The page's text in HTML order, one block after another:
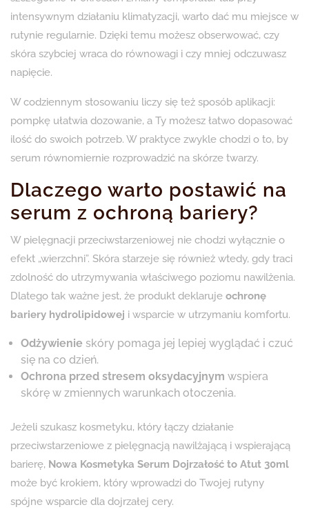
intensywnym działaniu klimatyzacji, warto dać mu miejsce w
rutynie regularnie. Dzięki temu możesz obserwować, czy
skóra szybciej wraca do równowagi i czy mniej odczuwasz
napięcie.
W codziennym stosowaniu liczy się też sposób aplikacji:
pompkę ułatwia dozowanie, a Ty możesz łatwo dopasować
ilość do swoich potrzeb. W praktyce zwykle chodzi o to, by
serum równomiernie rozprowadzić na skórze twarzy.
Dlaczego warto postawić na
serum z ochroną bariery?
W pielęgnacji przeciwstarzeniowej nie chodzi wyłącznie o
efekt „wierzchni”. Skóra starzeje się również wtedy, gdy traci
zdolność do utrzymywania właściwego poziomu nawilżenia.
Dlatego tak ważne jest, że produkt deklaruje ochronę
bariery hydrolipidowej i wsparcie w utrzymaniu komfortu.
Odżywienie skóry pomaga jej lepiej wyglądać i czuć
się na co dzień.
Ochrona przed stresem oksydacyjnym wspiera
skórę w zmiennych warunkach otoczenia.
Jeżeli szukasz kosmetyku, który łączy działanie
przeciwstarzeniowe z pielęgnacją nawilżającą i wspierającą
barierę, Nowa Kosmetyka Serum Dojrzałość to Atut 30ml
może być krokiem, który wprowadzi do Twojej rutyny
spójne wsparcie dla dojrzałej cery.